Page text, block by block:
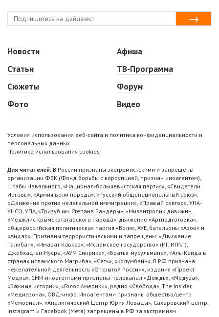
Новости
Статьи
Сюжеты
Фото
Афиша
ТВ-Программа
Форум
Видео
Условия использования веб-сайта и политика конфиденциальности и
персональных данных
Политика использования cookies
Для читателей: В России признаны экстремистскими и запрещены
организации ФБК (Фонд борьбы с коррупцией, признан иноагентом),
Штабы Навального, «Национал-большевистская партия», «Свидетели
Иеговы», «Армия воли народа», «Русский общенациональный союз»,
«Движение против нелегальной иммиграции», «Правый сектор», УНА-
УНСО, УПА, «Тризуб им. Степана Бандеры», «Мизантропик дивижн»,
«Меджлис крымскотатарского народа», движение «Артподготовка»,
общероссийская политическая партия «Воля», АУЕ, батальоны «Азов» и
«Айдар». Признаны террористическими и запрещены: «Движение
Талибан», «Имарат Кавказ», «Исламское государство» (ИГ, ИГИЛ),
Джебхад-ан-Нусра, «АУМ Синрике», «Братья-мусульмане», «Аль-Каида в
странах исламского Магриба», «Сеть», «Колумбайн». В РФ признана
нежелательной деятельность «Открытой России», издания «Проект
Медиа». СМИ-иноагентами признаны: телеканал «Дождь», «Медуза»,
«Важные истории», «Голос Америки», радио «Свобода», The Insider,
«Медиазона», ОВД-инфо. Иноагентами признаны общество/центр
«Мемориал», «Аналитический Центр Юрия Левады», Сахаровский центр.
Instagram и Facebook (Metа) запрещены в РФ за экстремизм.